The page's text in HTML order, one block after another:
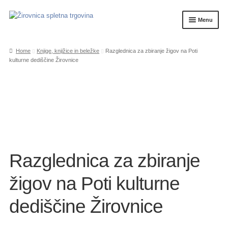
Skip
Skip
Menu
Košarica
Zaključek nakupa
Home Knjige, knjižice in beležke
Razglednica za zbiranje žigov na Poti
kulturne dediščine Žirovnice
Razglednica za zbiranje
žigov na Poti kulturne
dediščine Žirovnice